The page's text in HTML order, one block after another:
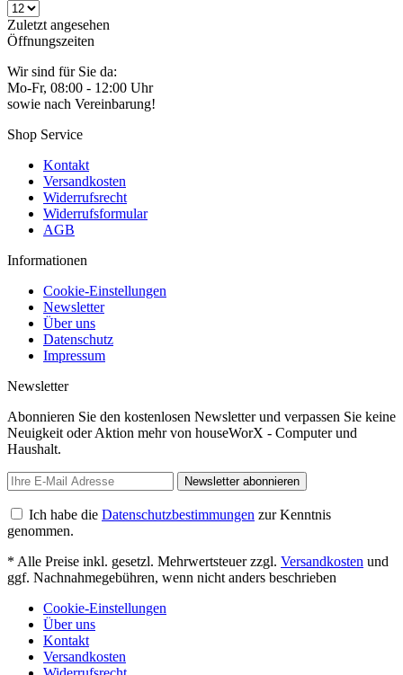
Zuletzt angesehen
Öffnungszeiten
Wir sind für Sie da:
Mo-Fr, 08:00 - 12:00 Uhr
sowie nach Vereinbarung!
Shop Service
Kontakt
Versandkosten
Widerrufsrecht
Widerrufsformular
AGB
Informationen
Cookie-Einstellungen
Newsletter
Über uns
Datenschutz
Impressum
Newsletter
Abonnieren Sie den kostenlosen Newsletter und verpassen Sie keine
Neuigkeit oder Aktion mehr von houseWorX - Computer und
Haushalt.
Newsletter abonnieren
Ich habe die Datenschutzbestimmungen zur Kenntnis
genommen.
* Alle Preise inkl. gesetzl. Mehrwertsteuer zzgl. Versandkosten und
ggf. Nachnahmegebühren, wenn nicht anders beschrieben
Cookie-Einstellungen
Über uns
Kontakt
Versandkosten